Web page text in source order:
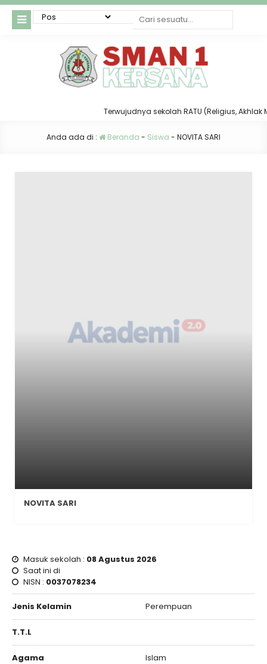
Terwujudnya sekolah RATU (Religius, Akhlak
Anda ada di : Beranda - Siswa - NOVITA SARI
NOVITA SARI
Masuk sekolah : 08 Agustus 2026
Saat ini di
NISN : 0037078234
Jenis Kelamin Perempuan
T.T.L
Agama Islam